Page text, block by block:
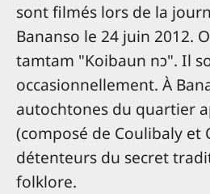
sont filmés lors de la
Bananso le 24 juin 2012.
tamtam "Koibaun nɔ". Il
occasionnellement. À
autochtones du quartier
(composé de Coulibaly et
détenteurs du secret
folklore.